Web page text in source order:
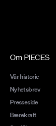
Om PIECES
Vår historie
Nyhetsbrev
Presseside
Bærekraft